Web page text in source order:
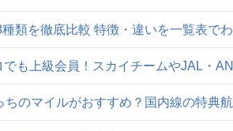
類を徹底比較 特徴・違いを一覧表で
でも上級会員！スカイチームやJAL・
ちのマイルがおすすめ？国内線の特典